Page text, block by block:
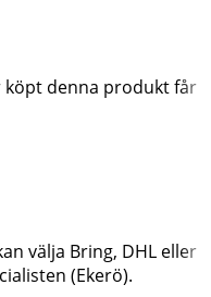
köpt denna produkt får
välja Bring, DHL eller
(Ekerö).